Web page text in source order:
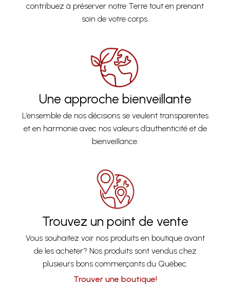
contribuez à préserver notre Terre tout en prenant
soin de votre corps.
Une approche bienveillante
L’ensemble de nos décisions se veulent transparentes
et en harmonie avec nos valeurs d’authenticité et de
bienveillance.
Trouvez un point de vente
Vous souhaitez voir nos produits en boutique avant
de les acheter? Nos produits sont vendus chez
plusieurs bons commerçants du Québec.
Trouver une boutique!